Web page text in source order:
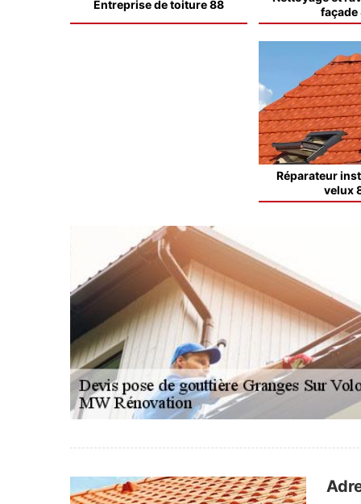
Entreprise de toiture 88
façade
Réparateur
velux